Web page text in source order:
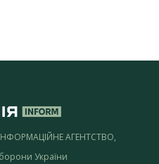
АГЕНТСТВО,
України